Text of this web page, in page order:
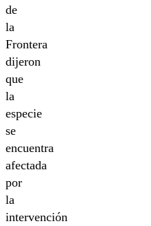
de
la
Frontera
dijeron
que
la
especie
se
encuentra
afectada
por
la
intervención